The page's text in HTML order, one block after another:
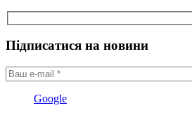
Підписатися на новини
Google